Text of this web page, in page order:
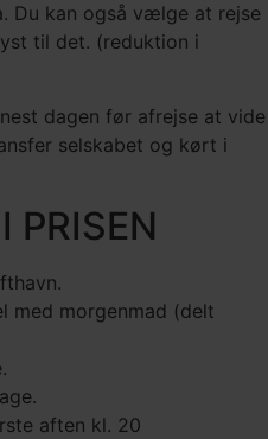
Du kan også vælge at rejse
til det. (reduktion i
dagen før afrejse at vide
selskabet og kørt i
PRISEN
med morgenmad (delt
aften kl. 20